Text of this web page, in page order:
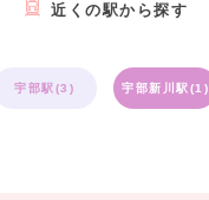
近くの駅から探す
宇部駅(3) 宇部新川駅(1)